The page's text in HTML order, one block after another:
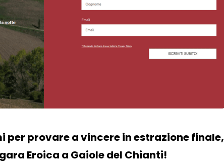
per provare a vincere in estrazione finale,
Eroica a Gaiole del Chianti!